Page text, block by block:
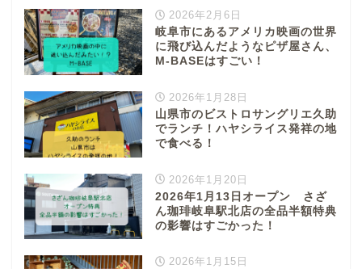
2026年2月6日
岐阜市にあるアメリカ映画の世界
に飛び込んだようなピザ屋さん、
M-BASEはすごい！
2026年1月28日
山県市のビストロサングリエ久助
でランチ！ハヤシライス発祥の地
で食べる！
2026年1月20日
2026年1月13日オープン さざ
ん珈琲岐阜駅北店の全品半額特典
の影響はすごかった！
2026年1月15日
関市
郡上市
八百津町